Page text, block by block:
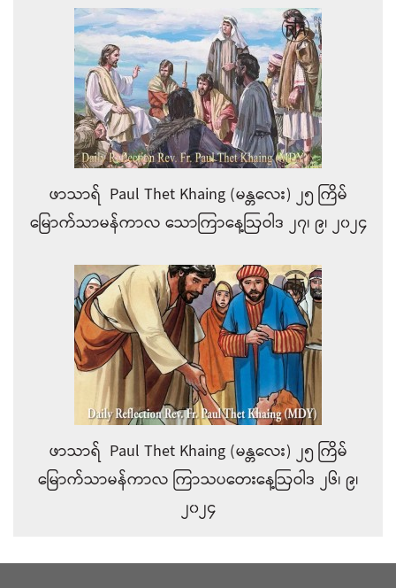
ဖာသာရ် Paul Thet Khaing (မန္တလေး) ၂၅ ကြိမ်
မြောက်သာမန်ကာလ သောကြာနေ့ဩဝါဒ ၂၇၊ ၉၊ ၂၀၂၄
ဖာသာရ် Paul Thet Khaing (မန္တလေး) ၂၅ ကြိမ်
မြောက်သာမန်ကာလ ကြာသပတေးနေ့ဩဝါဒ ၂၆၊ ၉၊
၂၀၂၄